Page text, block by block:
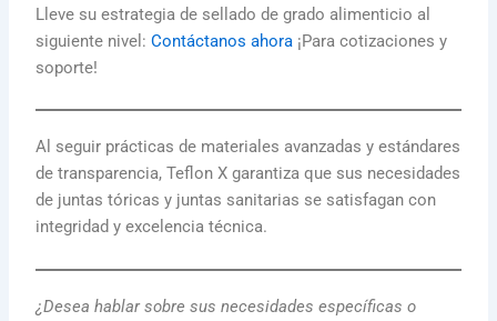
Lleve su estrategia de sellado de grado alimenticio al
siguiente nivel:Contáctanos ahora ¡Para cotizaciones y
soporte!
Al seguir prácticas de materiales avanzadas y estándares
de transparencia, Teflon X garantiza que sus necesidades
de juntas tóricas y juntas sanitarias se satisfagan con
integridad y excelencia técnica.
¿Desea hablar sobre sus necesidades específicas o